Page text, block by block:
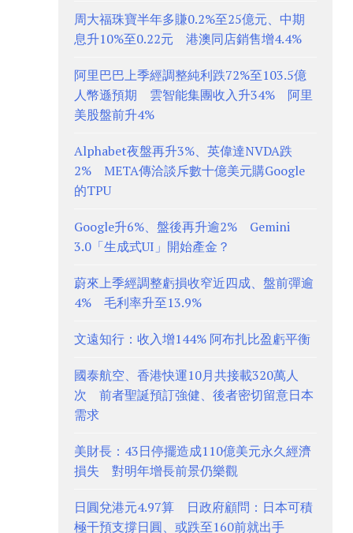
周大福珠寶半年多賺0.2%至25億元、中期
息升10%至0.22元 港澳同店銷售增4.4%
阿里巴巴上季經調整純利跌72%至103.5億
人幣遜預期 雲智能集團收入升34% 阿里
美股盤前升4%
Alphabet夜盤再升3%、英偉達NVDA跌
2% META傳洽談斥數十億美元購Google
的TPU
Google升6%、盤後再升逾2% Gemini
3.0「生成式UI」開始產金？
蔚來上季經調整虧損收窄近四成、盤前彈逾
4% 毛利率升至13.9%
文遠知行：收入增144% 阿布扎比盈虧平衡
國泰航空、香港快運10月共接載320萬人
次 前者聖誕預訂強健、後者密切留意日本
需求
美財長：43日停擺造成110億美元永久經濟
損失 對明年增長前景仍樂觀
日圓兌港元4.97算 日政府顧問：日本可積
極干預支撐日圓、或跌至160前就出手